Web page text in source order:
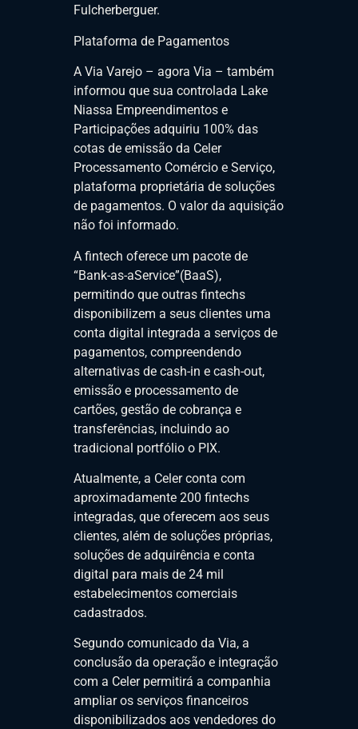
Fulcherberguer.
Plataforma de Pagamentos
A Via Varejo – agora Via – também
informou que sua controlada Lake
Niassa Empreendimentos e
Participações adquiriu 100% das
cotas de emissão da Celer
Processamento Comércio e Serviço,
plataforma proprietária de soluções
de pagamentos. O valor da aquisição
não foi informado.
A fintech oferece um pacote de
“Bank-as-aService”(BaaS),
permitindo que outras fintechs
disponibilizem a seus clientes uma
conta digital integrada a serviços de
pagamentos, compreendendo
alternativas de cash-in e cash-out,
emissão e processamento de
cartões, gestão de cobrança e
transferências, incluindo ao
tradicional portfólio o PIX.
Atualmente, a Celer conta com
aproximadamente 200 fintechs
integradas, que oferecem aos seus
clientes, além de soluções próprias,
soluções de adquirência e conta
digital para mais de 24 mil
estabelecimentos comerciais
cadastrados.
Segundo comunicado da Via, a
conclusão da operação e integração
com a Celer permitirá a companhia
ampliar os serviços financeiros
disponibilizados aos vendedores do